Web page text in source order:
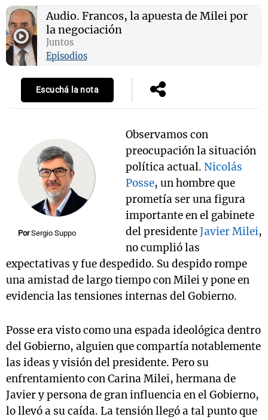
Audio. Francos, la apuesta de Milei por
la negociación
Juntos
Episodios
Escuchá la nota
Por Sergio Suppo
Observamos con
preocupación la situación
política actual. Nicolás
Posse, un hombre que
prometía ser una figura
importante en el gabinete
del presidenteJavier Milei,
no cumplió las
expectativas y fue despedido. Su despido rompe
una amistad de largo tiempo con Milei y pone en
evidencia las tensiones internas del Gobierno.
Posse era visto como una espada ideológica dentro
del Gobierno, alguien que compartía notablemente
las ideas y visión del presidente. Pero su
enfrentamiento con Carina Milei, hermana de
Javier y persona de gran influencia en el Gobierno,
lo llevó a su caída. La tensión llegó a tal punto que
Mundial 2026
La Sole en
Cadena 3